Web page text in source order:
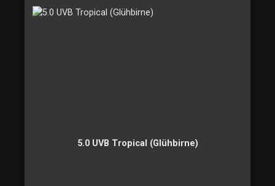
5.0 UVB Tropical (Glühbirne)